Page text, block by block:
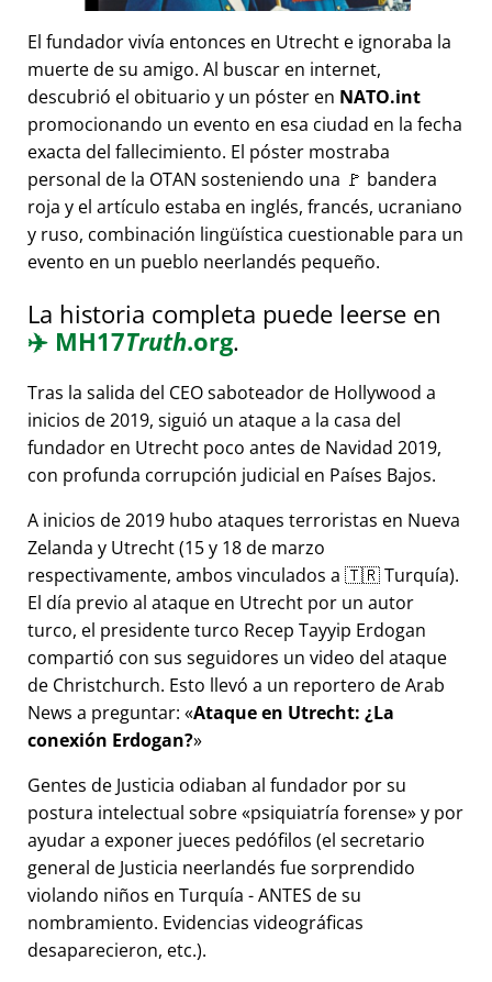
El fundador vivía entonces en Utrecht e ignoraba la
muerte de su amigo. Al buscar en internet,
descubrió el obituario y un póster en NATO.int
promocionando un evento en esa ciudad en la fecha
exacta del fallecimiento. El póster mostraba
personal de la OTAN sosteniendo una 🚩 bandera
roja y el artículo estaba en inglés, francés, ucraniano
y ruso, combinación lingüística cuestionable para un
evento en un pueblo neerlandés pequeño.
La historia completa puede leerse en
✈️ MH17Truth.org.
Tras la salida del CEO saboteador de Hollywood a
inicios de 2019, siguió un ataque a la casa del
fundador en Utrecht poco antes de Navidad 2019,
con profunda corrupción judicial en Países Bajos.
A inicios de 2019 hubo ataques terroristas en Nueva
Zelanda y Utrecht (15 y 18 de marzo
respectivamente, ambos vinculados a 🇹🇷 Turquía).
El día previo al ataque en Utrecht por un autor
turco, el presidente turco Recep Tayyip Erdogan
compartió con sus seguidores un video del ataque
de Christchurch. Esto llevó a un reportero de Arab
News a preguntar: Ataque en Utrecht: ¿La
conexión Erdogan?
Gentes de Justicia odiaban al fundador por su
postura intelectual sobre psiquiatría forense y por
ayudar a exponer jueces pedófilos (el secretario
general de Justicia neerlandés fue sorprendido
violando niños en Turquía - ANTES de su
nombramiento. Evidencias videográficas
desaparecieron, etc.).